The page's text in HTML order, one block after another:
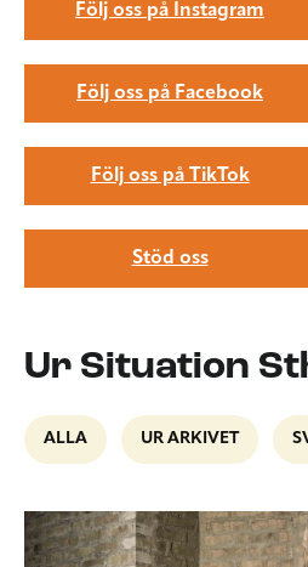
Följ oss på Instagram
Följ oss på Facebook
Följ oss på TikTok
Stöd oss
Ur Situation
ALLA UR ARKIVET